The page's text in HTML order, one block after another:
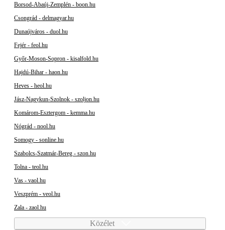
Borsod-Abaúj-Zemplén - boon.hu
Csongrád - delmagyar.hu
Dunaújváros - duol.hu
Fejér - feol.hu
Győr-Moson-Sopron - kisalfold.hu
Hajdú-Bihar - haon.hu
Heves - heol.hu
Jász-Nagykun-Szolnok - szoljon.hu
Komárom-Esztergom - kemma.hu
Nógrád - nool.hu
Somogy - sonline.hu
Szabolcs-Szatmár-Bereg - szon.hu
Tolna - teol.hu
Vas - vaol.hu
Veszprém - veol.hu
Zala - zaol.hu
Közélet